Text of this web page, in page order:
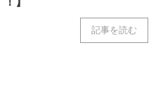
記事を読む